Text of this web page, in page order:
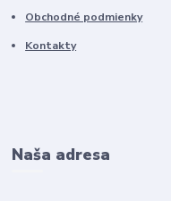
Obchodné podmienky
Kontakty
Naša adresa